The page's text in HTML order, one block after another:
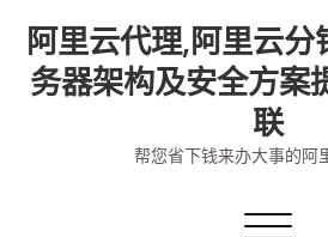
content
阿里云代理,阿里云
务器架构及安全方案
联
帮您省下钱来办大事的阿
切